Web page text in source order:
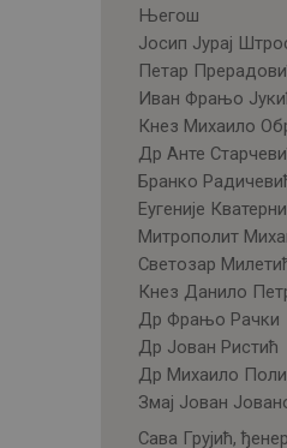
Његош
Јосип Јурај
Петар
Иван Фрањо
Кнез Михаило
Др Анте
Бранко
Еугеније
Митрополит
Светозар
Кнез Данило
Др Фрањо Рачки
Др Јован Ристић
Др Михаило
Змај Јован
Сава Грујић,